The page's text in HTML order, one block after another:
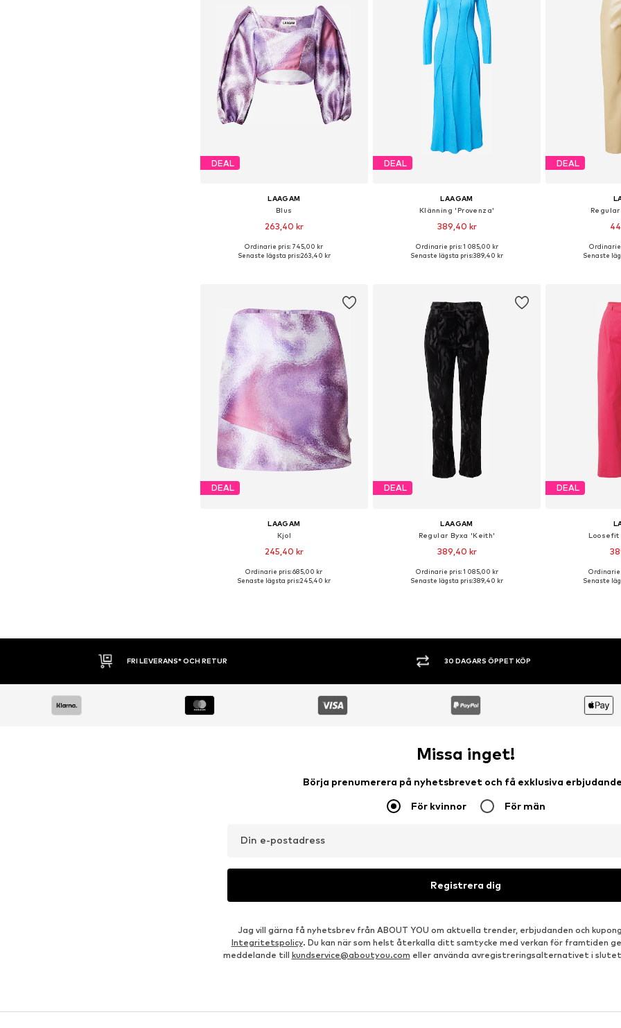
DEAL
LAAGAM
Blus
263,40 kr
Tillgängliga storlekar: XS, S, M
Ordinarie pris: 745,00 kr
Senaste lägsta pris:263,40 kr
DEAL
LAAGAM
Klänning 'Provenza'
389,40 kr
Tillgängliga storlekar: 40, 42
Ordinarie pris: 1 085,00 kr
Senaste lägsta pris:389,40 kr
DEAL
Ordinarie
Senaste
DEAL
LAAGAM
Kjol
245,40 kr
Tillgängliga storlekar: 38
Ordinarie pris: 685,00 kr
Senaste lägsta pris:245,40 kr
DEAL
LAAGAM
Regular Byxa 'Keith'
389,40 kr
Tillgängliga storlekar: 38
Ordinarie pris: 1 085,00 kr
Senaste lägsta pris:389,40 kr
DEAL
Loosefit
Ordinarie
Senaste
30 DAGARS ÖPPET KÖP SHOPPA NU. BETALA INOM 60 DAGAR.
Missa inget!
Börja prenumerera på nyhetsbrevet och få exklusiva
För kvinnor För män
Din e-postadress
Registrera dig
Jag vill gärna få nyhetsbrev från ABOUT YOU om aktuella trender, erbjudanden och
Integritetspolicy. Du kan när som helst återkalla ditt samtycke med verkan för framtiden
meddelande till kundservice@aboutyou.com eller använda avregistreringsalternativet i